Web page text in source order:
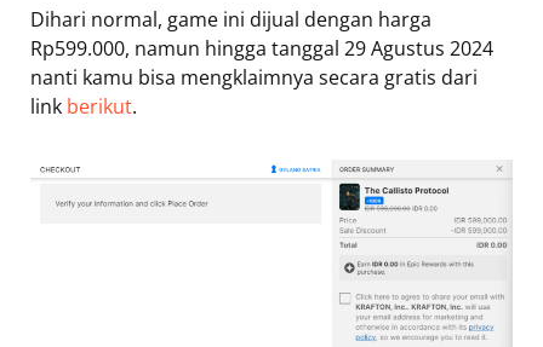
Dihari normal, game ini dijual dengan harga
Rp599.000, namun hingga tanggal 29 Agustus 2024
nanti kamu bisa mengklaimnya secara gratis dari
link berikut.